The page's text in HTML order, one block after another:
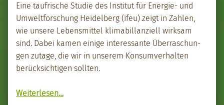
Eine taufrische Studie des Insti­tut für Energie- und
Umwelt­forschung Hei­del­berg (ifeu) zeigt in Zahlen,
wie unsere Lebens­mit­tel klima­bil­lanziell wirk­sam
sind. Dabei kamen einige inter­es­sante Über­raschun­
gen zutage, die wir in unserem Kon­sumver­hal­ten
berück­sichti­gen soll­ten.
Weit­er­lesen“Her mit dem regionalen Gemüse – Lebens­mit­tel im CO₂-Ver­gle­ich”
…